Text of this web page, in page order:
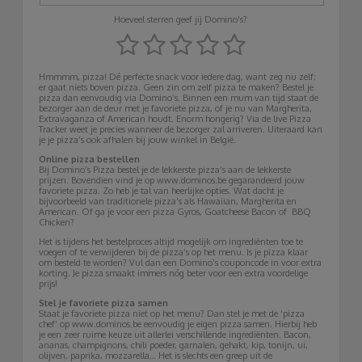
Hoeveel sterren geef jij Domino's?
Hmmmm, pizza! Dé perfecte snack voor iedere dag, want zeg nu zelf;
er gaat niets boven pizza. Geen zin om zelf pizza te maken? Bestel je
pizza dan eenvoudig via Domino’s. Binnen een mum van tijd staat de
bezorger aan de deur met je favoriete pizza, of je nu van Margherita,
Extravaganza of American houdt. Enorm hongerig? Via de live Pizza
Tracker weet je precies wanneer de bezorger zal arriveren. Uiteraard kan
je je pizza’s ook afhalen bij jouw winkel in België.
Online pizza bestellen
Bij Domino’s Pizza bestel je de lekkerste pizza’s aan de lekkerste
prijzen. Bovendien vind je op www.dominos.be gegarandeerd jouw
favoriete pizza. Zo heb je tal van heerlijke opties. Wat dacht je
bijvoorbeeld van traditionele pizza’s als Hawaiian, Margherita en
American. Of ga je voor een pizza Gyros, Goatcheese Bacon of BBQ
Chicken?
Het is tijdens het bestelproces altijd mogelijk om ingrediënten toe te
voegen of te verwijderen bij de pizza’s op het menu. Is je pizza klaar
om besteld te worden? Vul dan een Domino’s couponcode in voor extra
korting. Je pizza smaakt immers nóg beter voor een extra voordelige
prijs!
Stel je favoriete pizza samen
Staat je favoriete pizza niet op het menu? Dan stel je met de ‘pizza
chef’ op www.dominos.be eenvoudig je eigen pizza samen. Hierbij heb
je een zeer ruime keuze uit allerlei verschillende ingrediënten. Bacon,
ananas, champignons, chili poeder, garnalen, gehakt, kip, tonijn, ui,
olijven, paprika, mozzarella… Het is slechts een greep uit de